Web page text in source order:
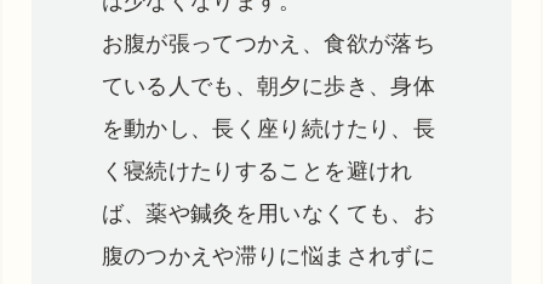
お腹が張ってつかえ、食欲が落ち
ている人でも、朝夕に歩き、身体
を動かし、長く座り続けたり、長
く寝続けたりすることを避けれ
ば、薬や鍼灸を用いなくても、お
腹のつかえや滞りに悩まされずに